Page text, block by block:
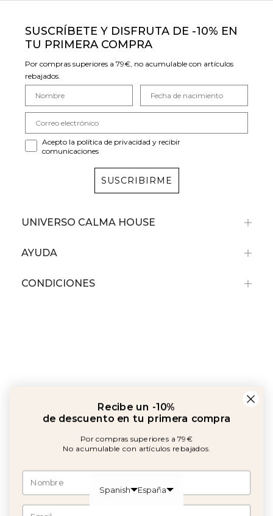
SUSCRÍBETE Y DISFRUTA DE -10% EN
TU PRIMERA COMPRA
Por compras superiores a 79€, no acumulable con artículos
rebajados.
Acepto la política de privacidad y recibir
comunicaciones
SUSCRIBIRME
UNIVERSO CALMA HOUSE
AYUDA
CONDICIONES
Amb el suport de:
©2026 Copyright Calma House Todos los derechos reservados
Spanish España
OBTÉN UN -10% DE DESCUENTO